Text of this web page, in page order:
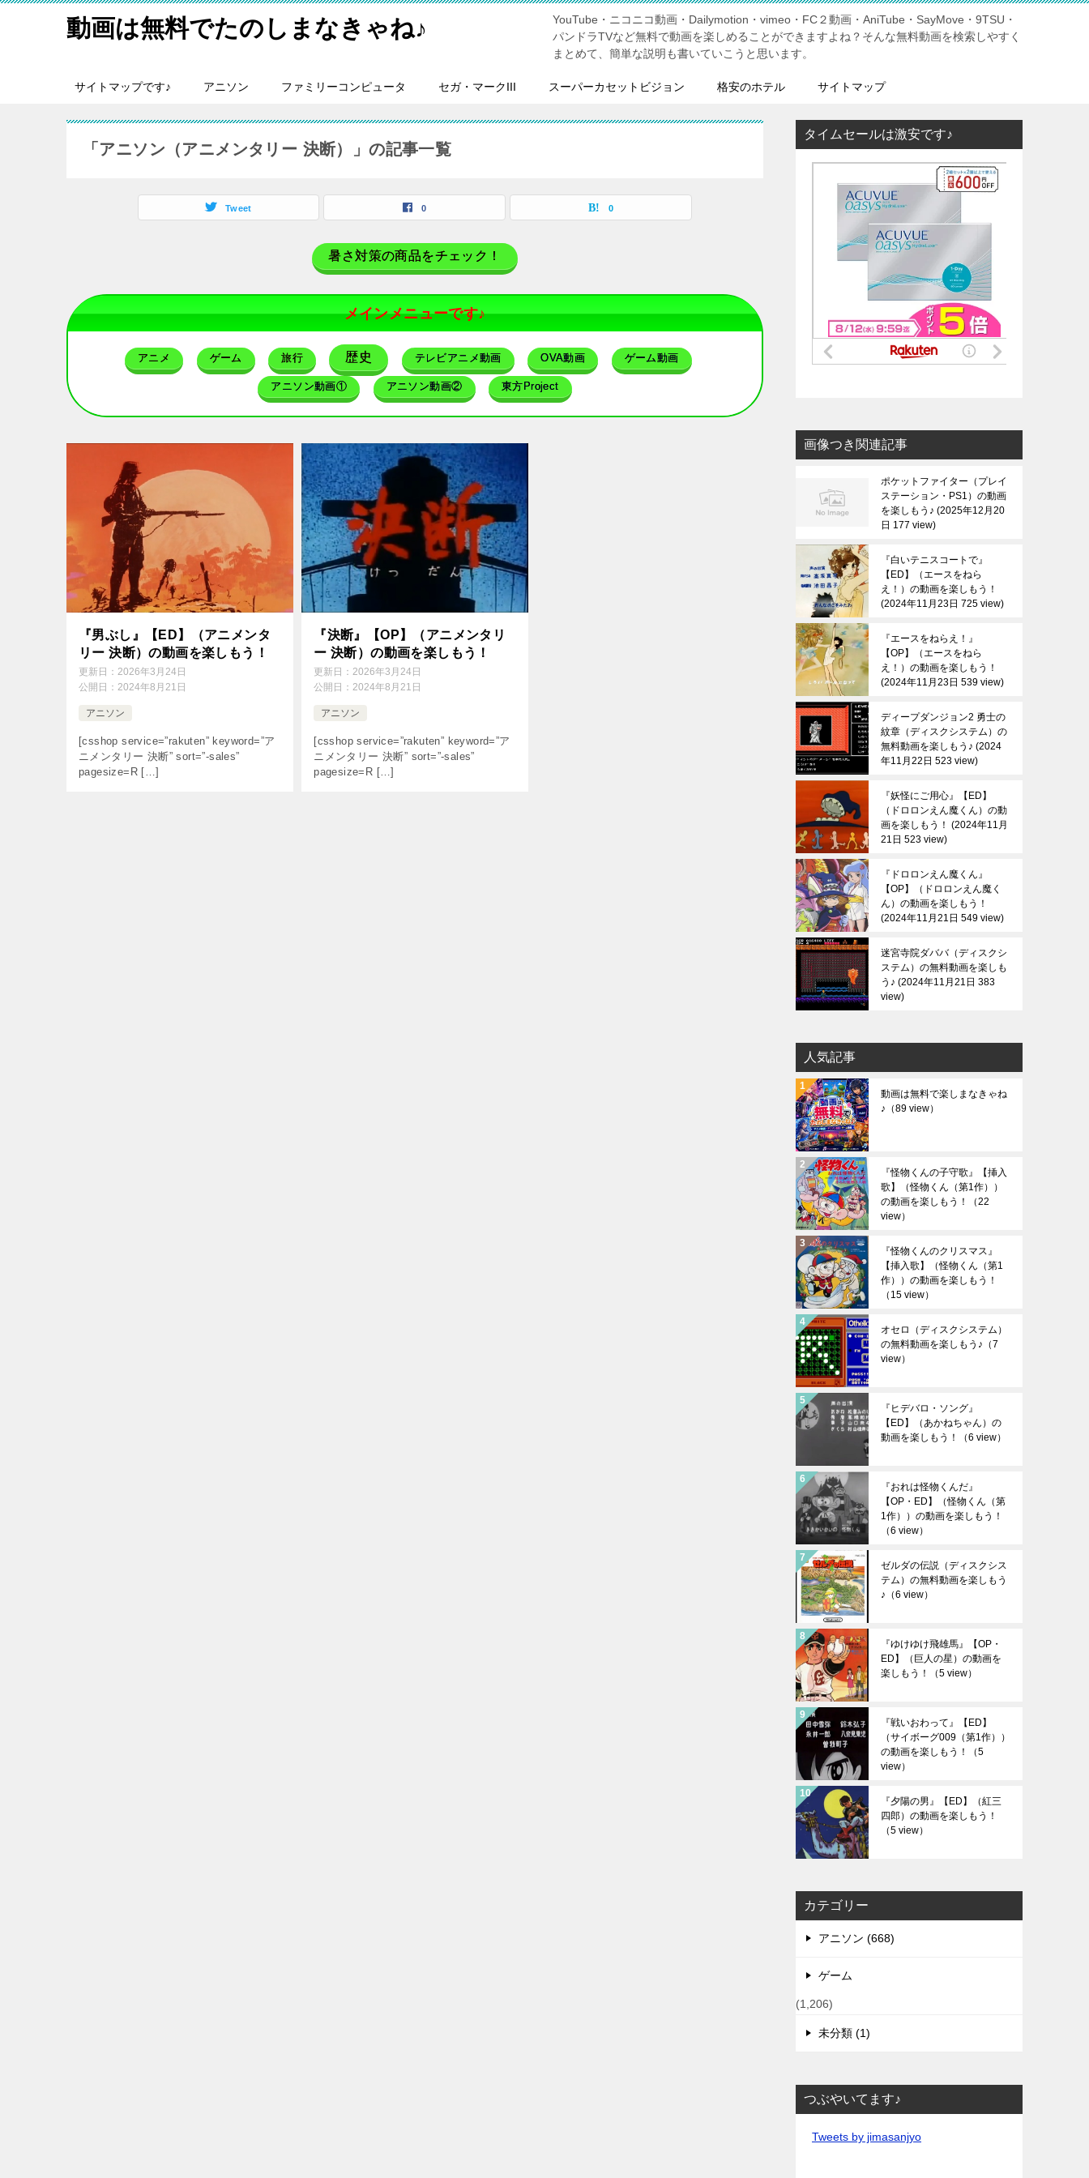
動画は無料でたのしまなきゃね♪
YouTube・ニコニコ動画・Dailymotion・vimeo・FC２動画・AniTube・SayMove・9TSU・
パンドラTVなど無料で動画を楽しめることができますよね？そんな無料動画を検索しやすく
まとめて、簡単な説明も書いていこうと思います。
サイトマップです♪ アニソン ファミリーコンピュータ セガ・マークIII スーパーカセットビジョン 格安のホテル サイトマップ
「アニソン（アニメンタリー 決断）」の記事一覧
Tweet 0 0
暑さ対策の商品をチェック！
メインメニューです♪
アニメ ゲーム 旅行 歴史 テレビアニメ動画 OVA動画 ゲーム動画
アニソン動画① アニソン動画② 東方Project
『男ぶし』【ED】（アニメンタ
リー 決断）の動画を楽しもう！
更新日： 2026年3月24日
公開日： 2024年8月21日
アニソン
[csshop service=”rakuten” keyword=”ア
ニメンタリー 決断” sort=”-sales”
pagesize=R […]
『決断』【OP】（アニメンタリ
ー 決断）の動画を楽しもう！
更新日：2026年3月24日
公開日：2024年8月21日
アニソン
[csshop service=”rakuten” keyword=”ア
ニメンタリー 決断” sort=”-sales”
pagesize=R […]
タイムセールは激安です♪
画像つき関連記事
ポケットファイター（プレイ
ステーション・PS1）の動画
を楽しもう♪ 2025年12月20
日 177 view
『白いテニスコートで』
【ED】（エースをねら
え！）の動画を楽しもう！
2024年11月23日 725 view
『エースをねらえ！』
【OP】（エースをねら
え！）の動画を楽しもう！
2024年11月23日 539 view
ディープダンジョン2 勇士の
紋章（ディスクシステム）の
無料動画を楽しもう♪ 2024
年11月22日 523 view
『妖怪にご用心』【ED】
（ドロロンえん魔くん）の動
画を楽しもう！
2024年11月
21日 523 view
『ドロロンえん魔くん』
【OP】（ドロロンえん魔く
ん）の動画を楽しもう！
2024年11月21日 549 view
迷宮寺院ダババ（ディスクシ
ステム）の無料動画を楽しも
う♪ 2024年11月21日 383
view
人気記事
動画は無料で楽しまなきゃね
♪ （89 view）
『怪物くんの子守歌』【挿入
歌】（怪物くん（第1作））
の動画を楽しもう！
（22
view）
『怪物くんのクリスマス』
【挿入歌】（怪物くん（第1
作））の動画を楽しもう！
（15 view）
オセロ（ディスクシステム）
の無料動画を楽しもう♪ （7
view）
『ヒデバロ・ソング』
【ED】（あかねちゃん）の
動画を楽しもう！
（6 view）
『おれは怪物くんだ』
【OP・ED】（怪物くん（第
1作））の動画を楽しもう！
（6 view）
ゼルダの伝説（ディスクシス
テム）の無料動画を楽しもう
♪ （6 view）
『ゆけゆけ飛雄馬』【OP・
ED】（巨人の星）の動画を
楽しもう！
（5 view）
『戦いおわって』【ED】
（サイボーグ009（第1作））
の動画を楽しもう！
（5
view）
『夕陽の男』【ED】（紅三
四郎）の動画を楽しもう！
（5 view）
カテゴリー
アニソン (668)
ゲーム
(1,206)
未分類 (1)
つぶやいてます♪
Tweets by jimasanjyo